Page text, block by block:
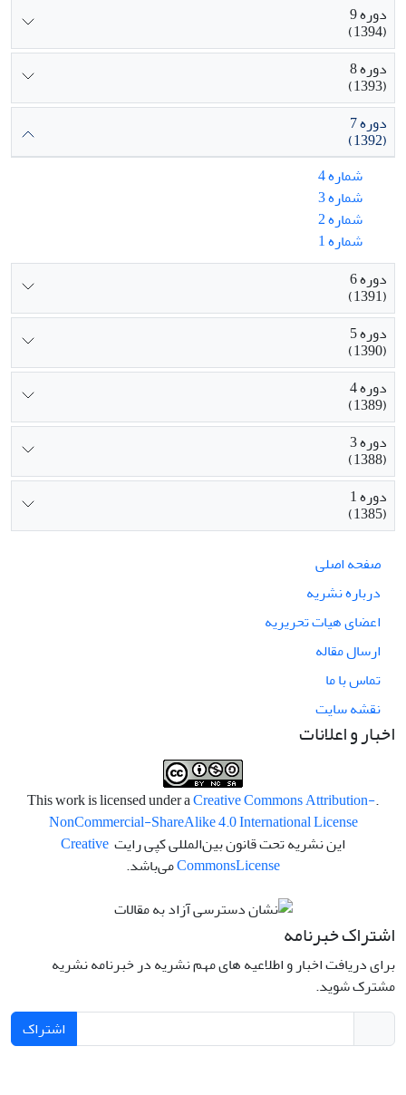
دوره 9
(1394)
دوره 8
(1393)
دوره 7
(1392)
شماره 4
شماره 3
شماره 2
شماره 1
دوره 6
(1391)
دوره 5
(1390)
دوره 4
(1389)
دوره 3
(1388)
دوره 1
(1385)
صفحه اصلی
درباره نشریه
اعضای هیات تحریریه
ارسال مقاله
تماس با ما
نقشه سایت
اخبار و اعلانات
.This work is licensed under a
Creative Commons Attribution-
NonCommercial-ShareAlike 4.0 International License
این نشریه تحت قانون بین‌المللی کپی رایت Creative
CommonsLicense می‌باشد.
اشتراک خبرنامه
برای دریافت اخبار و اطلاعیه های مهم نشریه در خبرنامه نشریه
مشترک شوید.
اشتراک